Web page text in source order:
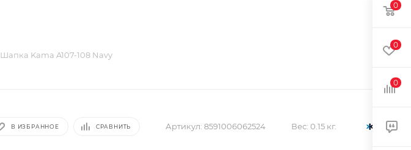
Шапка Kama A107-108 Navy
В ИЗБРАННОЕ СРАВНИТЬ Артикул: 8591006062524 Вес: 0.15 кг.
0
0
0